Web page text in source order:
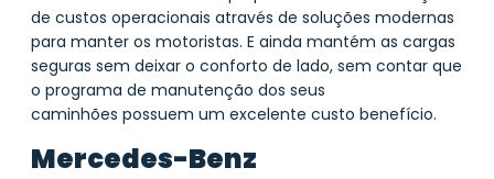
de custos operacionais através de soluções modernas
para manter os motoristas. E ainda mantém as cargas
seguras sem deixar o conforto de lado, sem contar que
o programa de manutenção dos seus
caminhões possuem um excelente custo benefício.
Mercedes-Benz